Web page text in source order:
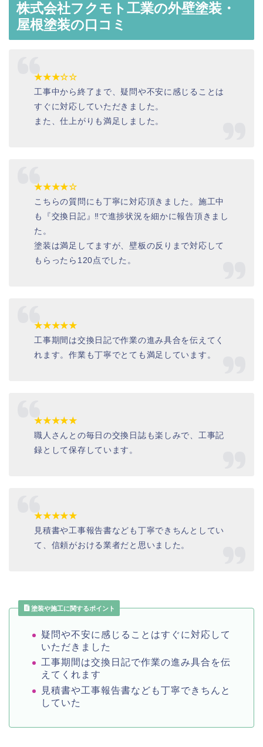
株式会社フクモト工業の外壁塗装・
屋根塗装の口コミ
★★★☆☆
工事中から終了まで、疑問や不安に感じることは
すぐに対応していただきました。
また、仕上がりも満足しました。
★★★★☆
こちらの質問にも丁寧に対応頂きました。施工中
も『交換日記』‼で進捗状況を細かに報告頂きまし
た。
塗装は満足してますが、壁板の反りまで対応して
もらったら120点でした。
★★★★★
工事期間は交換日記で作業の進み具合を伝えてく
れます。作業も丁寧でとても満足しています。
★★★★★
職人さんとの毎日の交換日誌も楽しみで、工事記
録として保存しています。
★★★★★
見積書や工事報告書なども丁寧できちんとしてい
て、信頼がおける業者だと思いました。
塗装や施工に関するポイント
疑問や不安に感じることはすぐに対応して
いただきました
工事期間は交換日記で作業の進み具合を伝
えてくれます
見積書や工事報告書なども丁寧できちんと
していた